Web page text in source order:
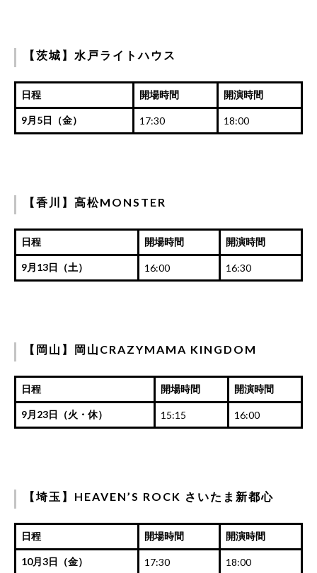
【茨城】水戸ライトハウス
日程 開場時間 開演時間
9月5日（金） 17:30 18:00
【香川】高松MONSTER
日程 開場時間 開演時間
9月13日（土） 16:00 16:30
【岡山】岡山CRAZYMAMA KINGDOM
日程 開場時間 開演時間
9月23日（火・休） 15:15 16:00
【埼玉】HEAVEN’S ROCK さいたま新都心
日程 開場時間 開演時間
10月3日（金） 17:30 18:00